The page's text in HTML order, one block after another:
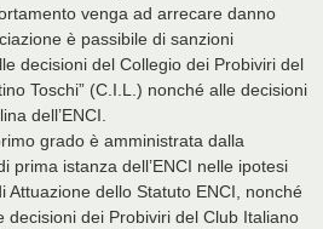
venga ad arrecare danno
è passibile di sanzioni
decisioni del Collegio dei Probiviri del
Toschi” (C.I.L.) nonché alle decisioni
dell’ENCI.
grado è amministrata dalla
prima istanza dell’ENCI nelle ipotesi
Attuazione dello Statuto ENCI, nonché
decisioni dei Probiviri del Club Italiano